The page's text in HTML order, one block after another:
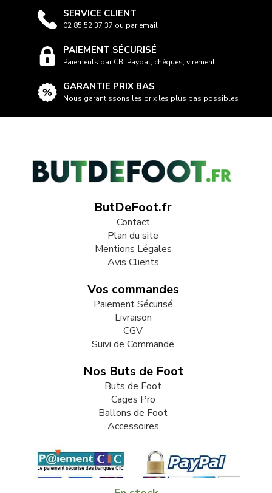
SERVICE CLIENT
02 85 52 37 37 ou par email
PAIEMENT SÉCURISÉ
Paiements par CB, Paypal, chèques, virement...
GARANTIE PRIX BAS
Nous garantissons les prix les plus bas possibles
ButDeFoot.fr
Contact
Plan du site
Mentions Légales
Avis Clients
Vos commandes
Paiement Sécurisé
Livraison
CGV
Suivi de Commande
Nos Buts de Foot
Buts de Foot
Cages Pro
Ballons de Foot
Accessoires